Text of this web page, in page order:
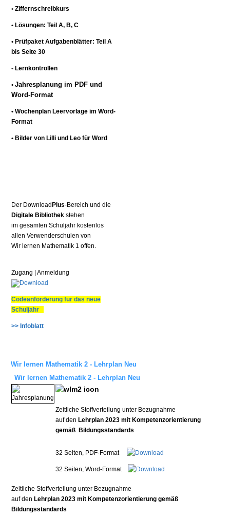
• Ziffernschreibkurs
• Lösungen: Teil A, B, C
• Prüfpaket Aufgabenblätter: Teil A
bis Seite 30
• Lernkontrollen
• Jahresplanung im PDF und
Word-Format
• Wochenplan Leervorlage im Word-
Format
• Bilder von Lilli und Leo für Word
Der Download Plus-Bereich und die
Digitale Bibliothek stehen
im gesamten Schuljahr kostenlos
allen Verwenderschulen von
Wir lernen Mathematik 1 offen.
Zugang | Anmeldung
Codeanforderung für das neue
Schuljahr
>> Infoblatt
Wir lernen Mathematik 2 - Lehrplan Neu
Wir lernen Mathematik 2 - Lehrplan Neu
Zeitliche Stoffverteilung unter Bezugnahme
auf den Lehrplan 2023 mit Kompetenzorientierung
gemäß Bildungsstandards
32 Seiten, PDF-Format
32 Seiten, Word-Format
Zeitliche Stoffverteilung unter Bezugnahme
auf den Lehrplan 2023 mit Kompetenzorientierung gemäß
Bildungsstandards